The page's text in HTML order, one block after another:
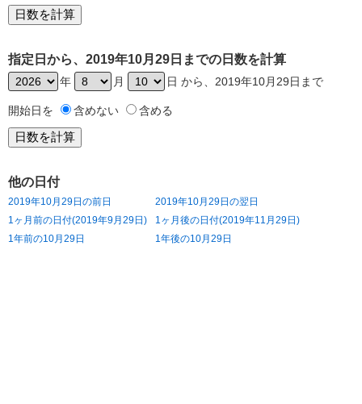
指定日から、2019年10月29日までの日数を計算
年 月 日 から、2019年10月29日まで
開始日を 含めない 含める
他の日付
2019年10月29日の前日
2019年10月29日の翌日
1ヶ月前の日付(2019年9月29日)
1ヶ月後の日付(2019年11月29日)
1年前の10月29日
1年後の10月29日